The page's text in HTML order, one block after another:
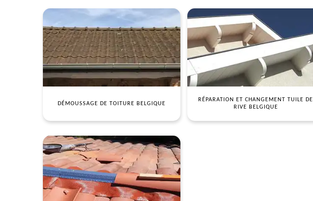
DÉMOUSSAGE DE TOITURE BELGIQUE
RÉPARATION ET CHANGEMENT TUILE DE
RIVE BELGIQUE